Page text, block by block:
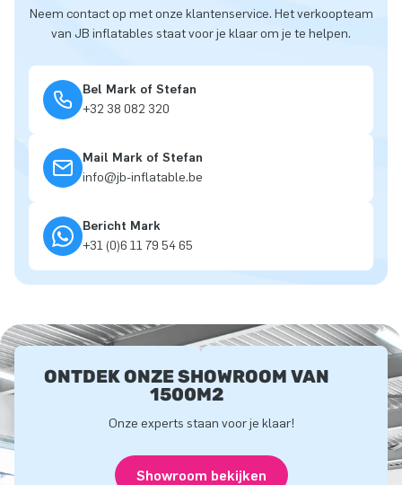
Neem contact op met onze klantenservice. Het verkoopteam
van JB inflatables staat voor je klaar om je te helpen.
Bel Mark of Stefan
+32 38 082 320
Mail Mark of Stefan
info@jb-inflatable.be
Bericht Mark
+31 (0)6 11 79 54 65
ONTDEK ONZE SHOWROOM VAN
1500M2
Onze experts staan voor je klaar!
Showroom bekijken